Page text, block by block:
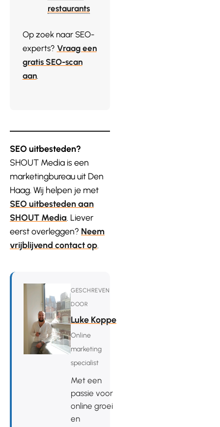
restaurants
Op zoek naar SEO-
experts? Vraag een
gratis SEO-scan
aan.
SEO uitbesteden?
SHOUT Media is een
marketingbureau uit Den
Haag. Wij helpen je met
SEO uitbesteden aan
SHOUT Media. Liever
eerst overleggen? Neem
vrijblijvend contact op.
GESCHREVEN
DOOR
Luke Koppe
Online
marketing
specialist
Met een
passie voor
online groei
en